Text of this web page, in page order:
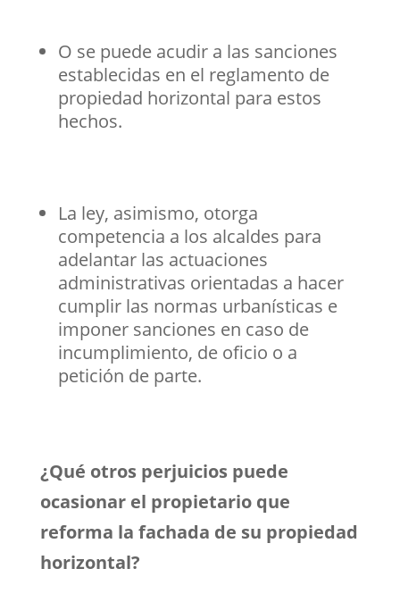
O se puede acudir a las sanciones
establecidas en el reglamento de
propiedad horizontal para estos
hechos.
La ley, asimismo, otorga
competencia a los alcaldes para
adelantar las actuaciones
administrativas orientadas a hacer
cumplir las normas urbanísticas e
imponer sanciones en caso de
incumplimiento, de oficio o a
petición de parte.
¿Qué otros perjuicios puede
ocasionar el propietario que
reforma la fachada de su propiedad
horizontal?